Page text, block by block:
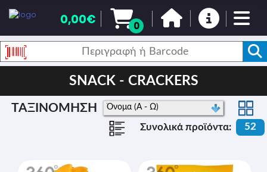
0,00€ 0
SNACK - CRACKERS
ΤΑΞΙΝΟΜΗΣΗ
Συνολικά προϊόντα: 52